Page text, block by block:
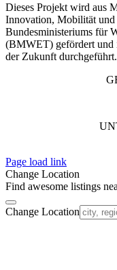
Dieses Projekt wird aus
Innovation, Mobilität
Bundesministeriums für
(BMWET) gefördert und
der Zukunft durchgeführt.
Page load link
Change Location
Find awesome listings
Change Location